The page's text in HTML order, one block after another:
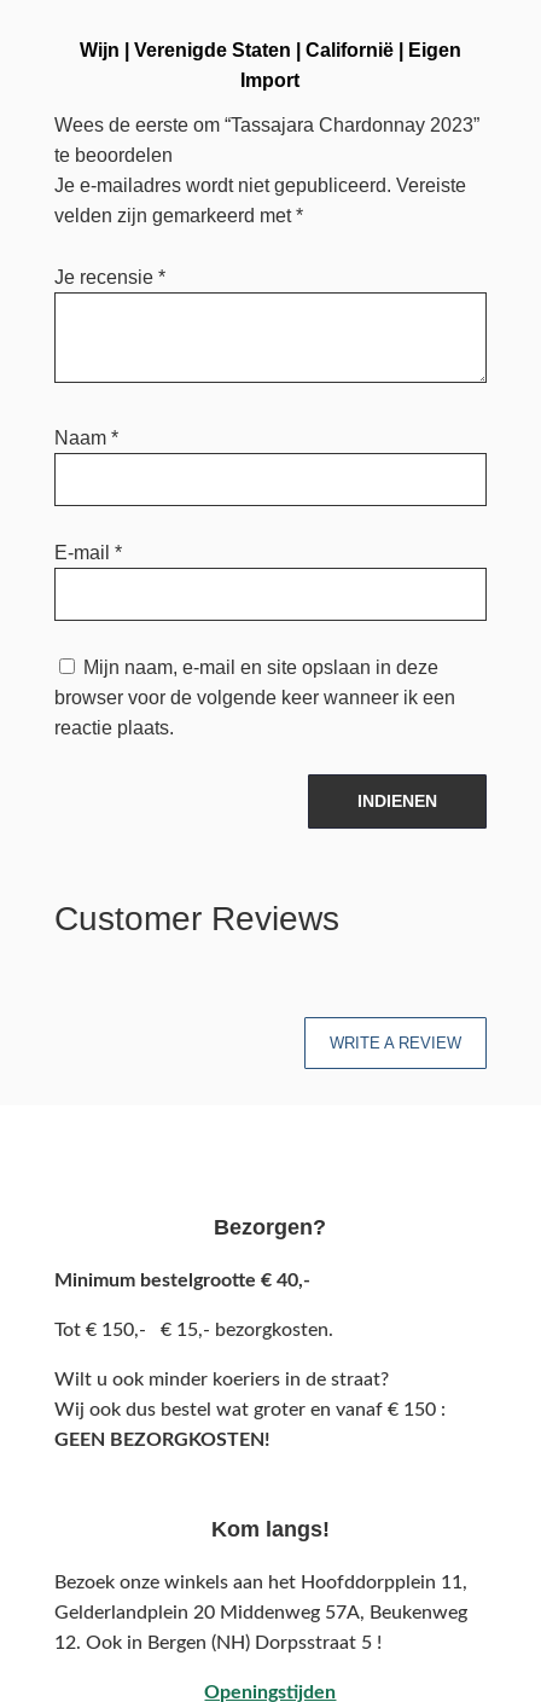
Wijn Verenigde Staten Californië|
Eigen
Import
Wees de eerste om “Tassajara Chardonnay 2023”
te beoordelen
Je e-mailadres wordt niet gepubliceerd. Vereiste
velden zijn gemarkeerd met*
Je recensie *
Naam *
E-mail *
Mijn naam, e-mail en site opslaan in deze
browser voor de volgende keer wanneer ik een
reactie plaats.
INDIENEN
Customer Reviews
WRITE A REVIEW
Bezorgen?
Minimum bestelgrootte € 40,-
Tot € 150,- € 15,- bezorgkosten.
Wilt u ook minder koeriers in de straat?
Wij ook dus bestel wat groter en vanaf € 150 :
GEEN BEZORGKOSTEN!
Kom langs!
Bezoek onze winkels aan het Hoofddorpplein 11,
Gelderlandplein 20 Middenweg 57A, Beukenweg
12. Ook in Bergen (NH) Dorpsstraat 5 !
Openingstijden